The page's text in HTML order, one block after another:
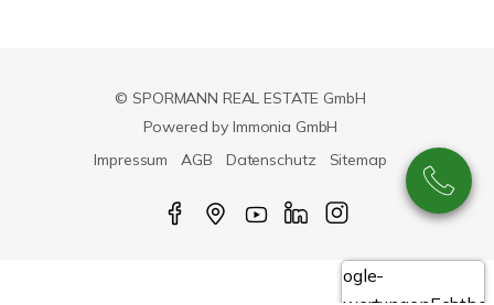
© SPORMANN REAL ESTATE GmbH
Powered by Immonia GmbH
Impressum
AGB Datenschutz Sitemap
Google-